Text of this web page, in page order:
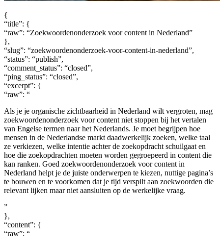
{
“title”: {
“raw”: “Zoekwoordenonderzoek voor content in Nederland”
},
“slug”: “zoekwoordenonderzoek-voor-content-in-nederland”,
“status”: “publish”,
“comment_status”: “closed”,
“ping_status”: “closed”,
“excerpt”: {
“raw”: “
Als je je organische zichtbaarheid in Nederland wilt vergroten, mag
zoekwoordenonderzoek voor content niet stoppen bij het vertalen
van Engelse termen naar het Nederlands. Je moet begrijpen hoe
mensen in de Nederlandse markt daadwerkelijk zoeken, welke taal
ze verkiezen, welke intentie achter de zoekopdracht schuilgaat en
hoe die zoekopdrachten moeten worden gegroepeerd in content die
kan ranken. Goed zoekwoordenonderzoek voor content in
Nederland helpt je de juiste onderwerpen te kiezen, nuttige pagina’s
te bouwen en te voorkomen dat je tijd verspilt aan zoekwoorden die
relevant lijken maar niet aansluiten op de werkelijke vraag.
”
},
“content”: {
“raw”: “